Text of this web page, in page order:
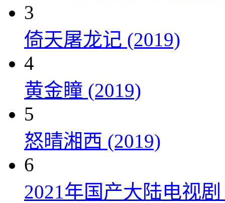
3
倚天屠龙记 (2019)
4
黄金瞳 (2019)
5
怒晴湘西 (2019)
6
2021年国产大陆电视